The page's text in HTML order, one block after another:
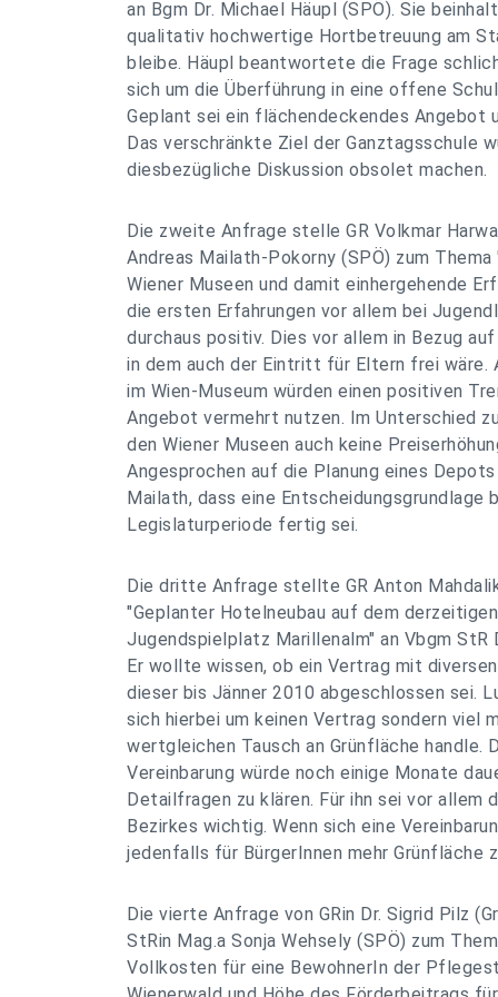
an Bgm Dr. Michael Häupl (SPÖ). Sie
qualitativ hochwertige Hortbetreuung am
bleibe. Häupl beantwortete die Frage
sich um die Überführung in eine offene
Geplant sei ein flächendeckendes Angebot
Das verschränkte Ziel der Ganztagsschule
diesbezügliche Diskussion obsolet machen.
Die zweite Anfrage stelle GR Volkmar
Andreas Mailath-Pokorny (SPÖ) zum
Wiener Museen und damit einhergehende
die ersten Erfahrungen vor allem bei
durchaus positiv. Dies vor allem in Bezug
in dem auch der Eintritt für Eltern frei wäre.
im Wien-Museum würden einen positiven
Angebot vermehrt nutzen. Im Unterschied
den Wiener Museen auch keine
Angesprochen auf die Planung eines
Mailath, dass eine Entscheidungsgrundlage
Legislaturperiode fertig sei.
Die dritte Anfrage stellte GR Anton
"Geplanter Hotelneubau auf dem
Jugendspielplatz Marillenalm" an Vbgm StR
Er wollte wissen, ob ein Vertrag mit
dieser bis Jänner 2010 abgeschlossen sei.
sich hierbei um keinen Vertrag sondern viel
wertgleichen Tausch an Grünfläche handle.
Vereinbarung würde noch einige Monate
Detailfragen zu klären. Für ihn sei vor allem
Bezirkes wichtig. Wenn sich eine
jedenfalls für BürgerInnen mehr Grünfläche
Die vierte Anfrage von GRin Dr. Sigrid Pilz
StRin Mag.a Sonja Wehsely (SPÖ) zum
Vollkosten für eine BewohnerIn der